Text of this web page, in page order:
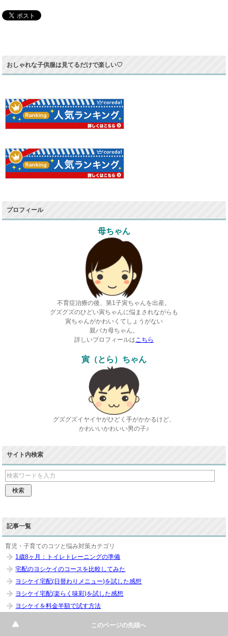
おしゃれな子供服は見てるだけで楽しい♡
プロフィール
母ちゃん
不育症治療の後、第1子寅ちゃんを出産。
グズグズのひどい寅ちゃんに悩まされながらも
寅ちゃんがかわいくてしょうがない
親バカ母ちゃん。
詳しいプロフィールはこちら
寅（とら）ちゃん
グズグズイヤイヤがひどく手がかかるけど、
かわいいかわいい男の子♪
サイト内検索
記事一覧
育児・子育てのコツと悩み対策カテゴリ
1歳8ヶ月：トイレトレーニングの準備
宅配のヨシケイのコースを比較してみた
ヨシケイ宅配(日替わりメニュー)を試した感想
ヨシケイ宅配(楽らく味彩)を試した感想
ヨシケイを料金半額で試す方法
このページの先頭へ